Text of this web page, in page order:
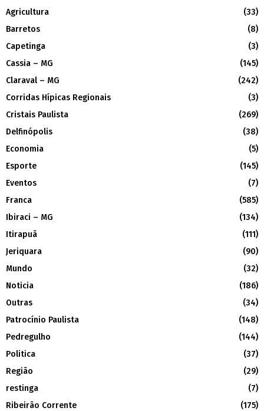
Agricultura
(33)
Barretos
(8)
Capetinga
(3)
Cassia – MG
(145)
Claraval – MG
(242)
Corridas Hípicas Regionais
(3)
Cristais Paulista
(269)
Delfinópolis
(38)
Economia
(5)
Esporte
(145)
Eventos
(7)
Franca
(585)
Ibiraci – MG
(134)
Itirapuã
(111)
Jeriquara
(90)
Mundo
(32)
Noticia
(186)
Outras
(34)
Patrocínio Paulista
(148)
Pedregulho
(144)
Politica
(37)
Região
(29)
restinga
(7)
Ribeirão Corrente
(175)